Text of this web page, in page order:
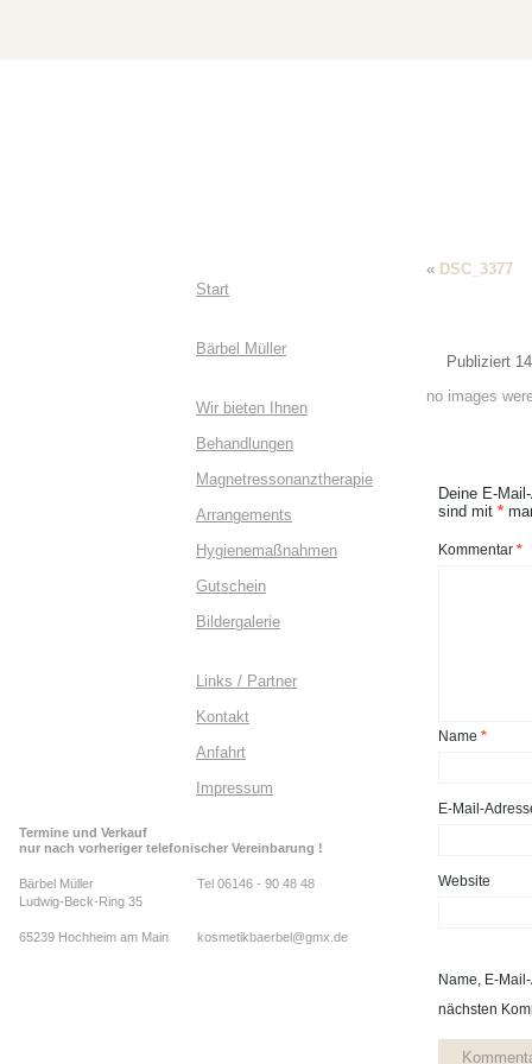
Start
Bärbel Müller
Wir bieten Ihnen
Behandlungen
Magnetressonanztherapie
Arrangements
Hygienemaßnahmen
Gutschein
Bildergalerie
Links / Partner
Kontakt
Anfahrt
Impressum
Termine und Verkauf
nur nach vorheriger telefonischer Vereinbarung !
Bärbel Müller
Tel 06146 - 90 48 48
Ludwig-Beck-Ring 35
65239 Hochheim am Main kosmetikbaerbel@gmx.de
« DSC_3377
Publiziert
no images
Deine E-
sind mit *
Kommentar *
Name *
E-Mail-
Website
Name, E-
nächsten